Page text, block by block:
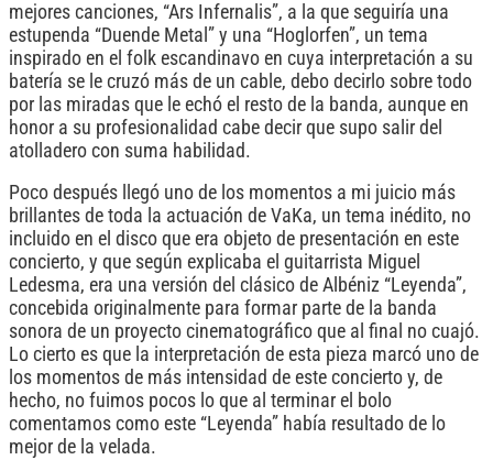
mejores canciones, “Ars Infernalis”, a la que seguiría una
estupenda “Duende Metal” y una “Hoglorfen”, un tema
inspirado en el folk escandinavo en cuya interpretación a su
batería se le cruzó más de un cable, debo decirlo sobre todo
por las miradas que le echó el resto de la banda, aunque en
honor a su profesionalidad cabe decir que supo salir del
atolladero con suma habilidad.
Poco después llegó uno de los momentos a mi juicio más
brillantes de toda la actuación de VaKa, un tema inédito, no
incluido en el disco que era objeto de presentación en este
concierto, y que según explicaba el guitarrista Miguel
Ledesma, era una versión del clásico de Albéniz “Leyenda”,
concebida originalmente para formar parte de la banda
sonora de un proyecto cinematográfico que al final no cuajó.
Lo cierto es que la interpretación de esta pieza marcó uno de
los momentos de más intensidad de este concierto y, de
hecho, no fuimos pocos lo que al terminar el bolo
comentamos como este “Leyenda” había resultado de lo
mejor de la velada.